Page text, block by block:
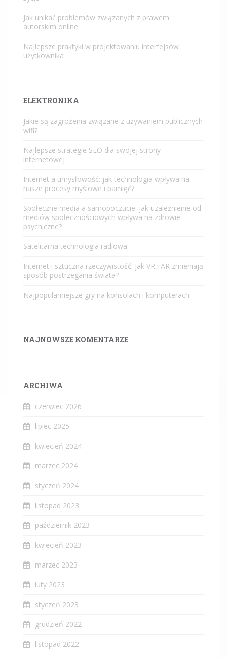
Jak unikać problemów związanych z prawem
autorskim online
Najlepsze praktyki w projektowaniu interfejsów
użytkownika
ELEKTRONIKA
Jakie są zagrożenia związane z używaniem publicznych
wifi?
Najlepsze strategie SEO dla swojej strony
internetowej
Internet a umysłowość: jak technologia wpływa na
nasze procesy myślowe i pamięć?
Społeczne media a samopoczucie: jak uzależnienie od
mediów społecznościowych wpływa na zdrowie
psychiczne?
Satelitarna technologia radiowa
Internet i sztuczna rzeczywistość: jak VR i AR zmieniają
sposób postrzegania świata?
Najpopularniejsze gry na konsolach i komputerach
NAJNOWSZE KOMENTARZE
ARCHIWA
czerwiec 2026
lipiec 2025
kwiecień 2024
marzec 2024
styczeń 2024
listopad 2023
październik 2023
kwiecień 2023
marzec 2023
luty 2023
styczeń 2023
grudzień 2022
listopad 2022